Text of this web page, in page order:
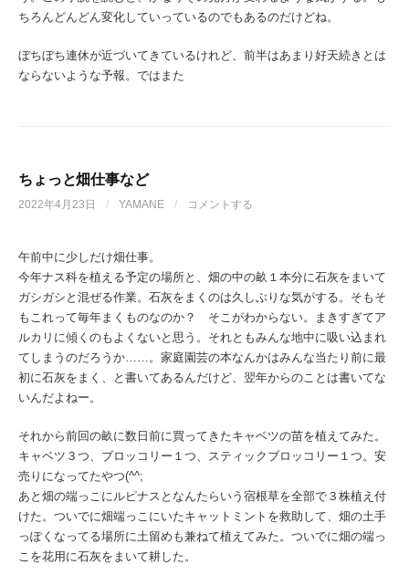
ちろんどんどん変化していっているのでもあるのだけどね。
ぼちぼち連休が近づいてきているけれど、前半はあまり好天続きとは
ならないような予報。ではまた
ちょっと畑仕事など
2022年4月23日 / YAMANE / コメントする
午前中に少しだけ畑仕事。
今年ナス科を植える予定の場所と、畑の中の畝１本分に石灰をまいて
ガシガシと混ぜる作業。石灰をまくのは久しぶりな気がする。そもそ
もこれって毎年まくものなのか？ そこがわからない。まきすぎてア
ルカリに傾くのもよくないと思う。それともみんな地中に吸い込まれ
てしまうのだろうか……。家庭園芸の本なんかはみんな当たり前に最
初に石灰をまく、と書いてあるんだけど、翌年からのことは書いてな
いんだよねー。
それから前回の畝に数日前に買ってきたキャベツの苗を植えてみた。
キャベツ３つ、ブロッコリー１つ、スティックブロッコリー１つ。安
売りになってたやつ(^^;
あと畑の端っこにルピナスとなんたらいう宿根草を全部で３株植え付
けた。ついでに畑端っこにいたキャットミントを救助して、畑の土手
っぽくなってる場所に土留めも兼ねて植えてみた。ついでに畑の端っ
こを花用に石灰をまいて耕した。